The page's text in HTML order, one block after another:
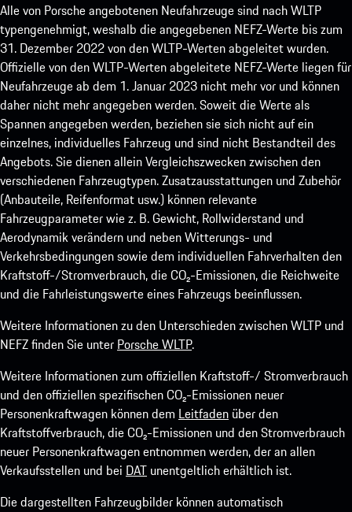
Alle von Porsche angebotenen Neufahrzeuge sind nach WLTP
typengenehmigt, weshalb die angegebenen NEFZ-Werte bis zum
31. Dezember 2022 von den WLTP-Werten abgeleitet wurden.
Offizielle von den WLTP-Werten abgeleitete NEFZ-Werte liegen für
Neufahrzeuge ab dem 1. Januar 2023 nicht mehr vor und können
daher nicht mehr angegeben werden. Soweit die Werte als
Spannen angegeben werden, beziehen sie sich nicht auf ein
einzelnes, individuelles Fahrzeug und sind nicht Bestandteil des
Angebots. Sie dienen allein Vergleichszwecken zwischen den
verschiedenen Fahrzeugtypen. Zusatzausstattungen und Zubehör
(Anbauteile, Reifenformat usw.) können relevante
Fahrzeugparameter wie z. B. Gewicht, Rollwiderstand und
Aerodynamik verändern und neben Witterungs- und
Verkehrsbedingungen sowie dem individuellen Fahrverhalten den
Kraftstoff-/Stromverbrauch, die CO₂-Emissionen, die Reichweite
und die Fahrleistungswerte eines Fahrzeugs beeinflussen.
Weitere Informationen zu den Unterschieden zwischen WLTP und
NEFZ finden Sie unter Porsche WLTP.
Weitere Informationen zum offiziellen Kraftstoff-/ Stromverbrauch
und den offiziellen spezifischen CO₂-Emissionen neuer
Personenkraftwagen können dem Leitfaden über den
Kraftstoffverbrauch, die CO₂-Emissionen und den Stromverbrauch
neuer Personenkraftwagen entnommen werden, der an allen
Verkaufsstellen und bei DAT unentgeltlich erhältlich ist.
Die dargestellten Fahrzeugbilder können automatisch